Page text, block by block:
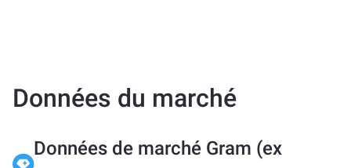
Données du marché
Données de marché Gram (ex